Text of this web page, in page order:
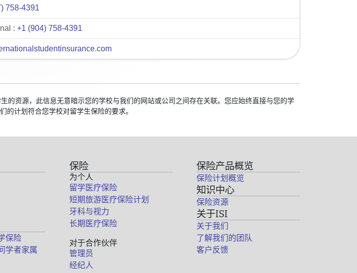
758-4391
: +1 (904) 758-4391
的资源，此信息无意暗示您的学校与我们的网站或公司之间存在关联。您应始终直接与您的学
的计划符合您学校对留学生保险的要求。
保险
学者家属
保险
为个人
留学医疗保险
短期旅游医疗保险计划
牙科与视力
长期医疗保险
对于合作伙伴
管理员
经纪人
保险产品概览
保险计划概览
知识中心
保险资源
关于ISI
关于我们
了解我们的团队
客户反馈